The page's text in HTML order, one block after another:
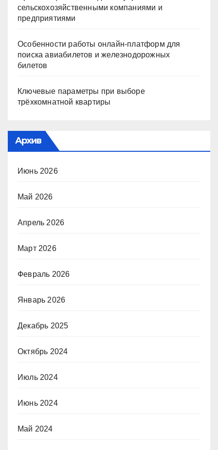
сельскохозяйственными компаниями и
предприятиями
Особенности работы онлайн-платформ для
поиска авиабилетов и железнодорожных
билетов
Ключевые параметры при выборе
трёхкомнатной квартиры
Архив
Июнь 2026
Май 2026
Апрель 2026
Март 2026
Февраль 2026
Январь 2026
Декабрь 2025
Октябрь 2024
Июль 2024
Июнь 2024
Май 2024